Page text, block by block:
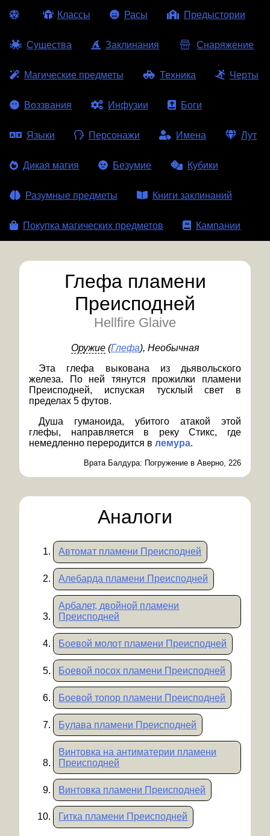
Классы Расы Предыстории
Существа Заклинания Снаряжение
Магические предметы Техника Черты
Воззвания Инфузии Боги
Языки Персонажи Имена Лут
Дикая магия Безумие Кубики
Разумные предметы Книги заклинаний
Покупка магических предметов Кампании
Глефа пламени
Преисподней
Hellfire Glaive
Оружие(Глефа), Необычная
Эта глефа выкована из дьявольского
железа. По ней тянутся прожилки пламени
Преисподней, испуская тусклый свет в
пределах 5 футов.
Душа гуманоида, убитого атакой этой
глефы, направляется в реку Стикс, где
немедленно переродится в лемура.
Врата Балдура: Погружение в Аверно, 226
Аналоги
Автомат пламени Преисподней
Алебарда пламени Преисподней
Арбалет, двойной пламени
Преисподней
Боевой молот пламени Преисподней
Боевой посох пламени Преисподней
Боевой топор пламени Преисподней
Булава пламени Преисподней
Винтовка на антиматерии пламени
Преисподней
Винтовка пламени Преисподней
Гитка пламени Преисподней